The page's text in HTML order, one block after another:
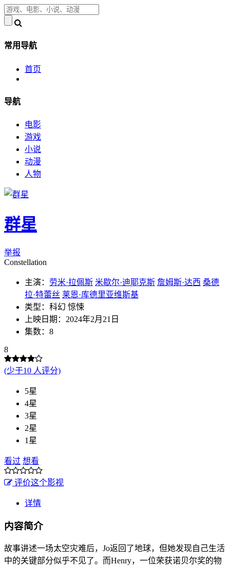
常用导航
首页
导航
电影
游戏
小说
动漫
人物
群星
举报
Constellation
主演： 劳米·拉佩斯 米歇尔·迪耶克斯 詹姆斯·达西 桑德
拉·特蕾丝 莱恩·库德里亚维斯基
类型：科幻 惊悚
上映日期：2024年2月21日
集数：8
8
(少于10 人评分)
5星
4星
3星
2星
1星
看过 想看
评价这个影视
详情
内容简介
故事讲述一场太空灾难后，Jo返回了地球，但她发现自己生活
中的关键部分似乎不见了。而Henry，一位荣获诺贝尔奖的物